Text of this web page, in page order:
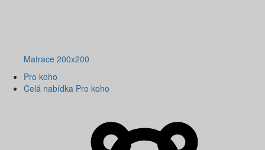
Matrace 200x200
Pro koho
Celá nabídka Pro koho